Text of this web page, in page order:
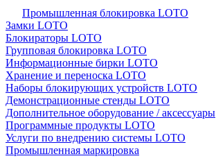
Промышленная блокировка LOTO
Замки LOTO
Блокираторы LOTO
Групповая блокировка LOTO
Информационные бирки LOTO
Хранение и переноска LOTO
Наборы блокирующих устройств LOTO
Демонстрационные стенды LOTO
Дополнительное оборудование / аксессуары
Программные продукты LOTO
Услуги по внедрению системы LOTO
Промышленная маркировка